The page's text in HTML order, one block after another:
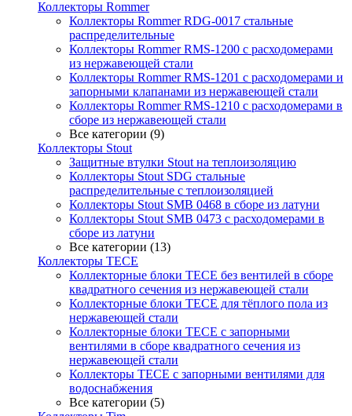
Коллекторы Rommer
Коллекторы Rommer RDG-0017 стальные
распределительные
Коллекторы Rommer RMS-1200 с расходомерами
из нержавеющей стали
Коллекторы Rommer RMS-1201 с расходомерами и
запорными клапанами из нержавеющей стали
Коллекторы Rommer RMS-1210 с расходомерами в
сборе из нержавеющей стали
Все категории (9)
Коллекторы Stout
Защитные втулки Stout на теплоизоляцию
Коллекторы Stout SDG стальные
распределительные с теплоизоляцией
Коллекторы Stout SMB 0468 в сборе из латуни
Коллекторы Stout SMB 0473 с расходомерами в
сборе из латуни
Все категории (13)
Коллекторы TECE
Коллекторные блоки TECE без вентилей в сборе
квадратного сечения из нержавеющей стали
Коллекторные блоки TECE для тёплого пола из
нержавеющей стали
Коллекторные блоки TECE с запорными
вентилями в сборе квадратного сечения из
нержавеющей стали
Коллекторы TECE с запорными вентилями для
водоснабжения
Все категории (5)